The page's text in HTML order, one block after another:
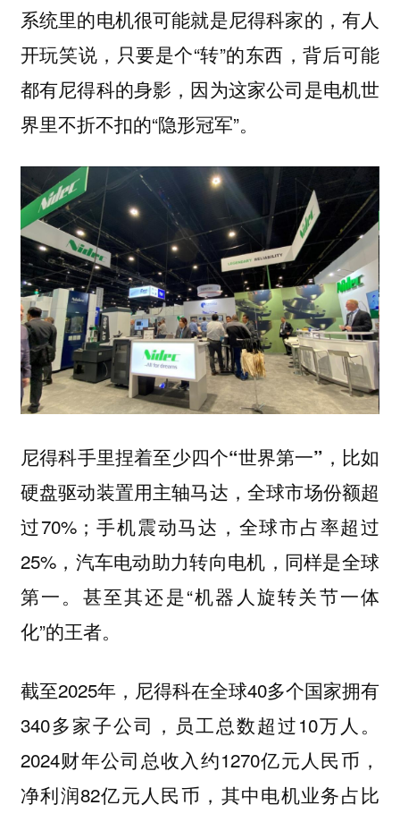
系统里的电机很可能就是尼得科家的，有人
开玩笑说，只要是个“转”的东西，背后可能
都有尼得科的身影，因为这家公司是电机世
界里不折不扣的“隐形冠军”。
尼得科手里捏着至少四个“世界第一” ，比如
硬盘驱动装置用主轴马达，全球市场份额超
过70%；手机震动马达，全球市占率超过
25%，汽车电动助力转向电机，同样是全球
第一。甚至其还是“机器人旋转关节一体
化”的王者。
截至2025年，尼得科在全球40多个国家拥有
340多家子公司，员工总数超过10万人。
2024财年公司总收入约1270亿元人民币，
净利润82亿元人民币，其中电机业务占比